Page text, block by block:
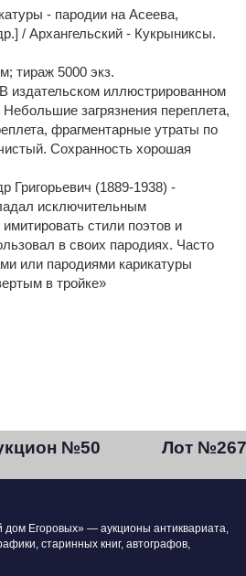
- пародии на Асеева,
/ Архангельский - Кукрыниксы.
тираж 5000 экз.
издательском иллюстрированном
загрязнения переплета,
фрагментарные утраты по
Сохранность хорошая
Григорьевич (1889-1938) -
исключительным
стили поэтов и
в своих пародиях. Часто
или пародиями карикатуры
в тройке»
№50 Лот №267
Егоровых» — аукционы антиквариата,
старинных книг, автографов,